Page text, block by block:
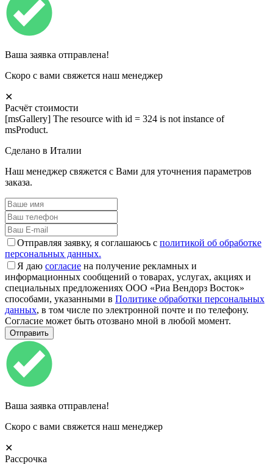
Ваша заявка отправлена!
Скоро с вами свяжется наш менеджер
✕
Расчёт стоимости
[msGallery] The resource with id = 324 is not instance of
msProduct.
Сделано в Италии
Наш менеджер свяжется с Вами для уточнения параметров
заказа.
Отправляя заявку, я соглашаюсь с политикой об обработке
персональных данных.
Я даю согласие на получение рекламных и
информационных сообщений о товарах, услугах, акциях и
специальных предложениях ООО «Риа Вендорз Восток»
способами, указанными в Политике обработки персональных
данных, в том числе по электронной почте и по телефону.
Согласие может быть отозвано мной в любой момент.
Ваша заявка отправлена!
Скоро с вами свяжется наш менеджер
✕
Рассрочка